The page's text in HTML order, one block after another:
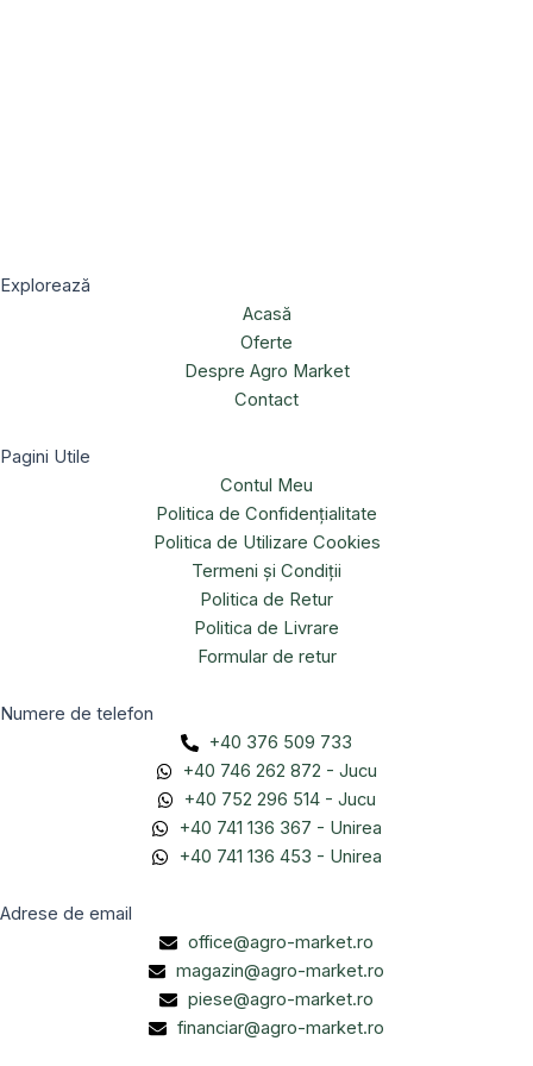
Explorează
Acasă
Oferte
Despre Agro Market
Contact
Pagini Utile
Contul Meu
Politica de Confidențialitate
Politica de Utilizare Cookies
Termeni și Condiții
Politica de Retur
Politica de Livrare
Formular de retur
Numere de telefon
+40 376 509 733
+40 746 262 872 - Jucu
+40 752 296 514 - Jucu
+40 741 136 367 - Unirea
+40 741 136 453 - Unirea
Adrese de email
office@agro-market.ro
magazin@agro-market.ro
piese@agro-market.ro
financiar@agro-market.ro